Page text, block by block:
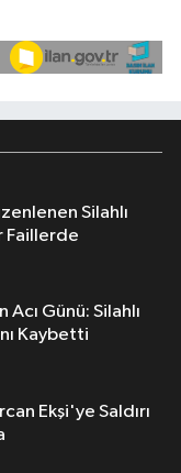
Faillerde
Günü: Silahlı
Kaybetti
Ekşi'ye Saldırı